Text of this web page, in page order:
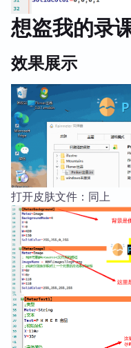
想盗我的录
效果展示
打开皮肤文件：同上